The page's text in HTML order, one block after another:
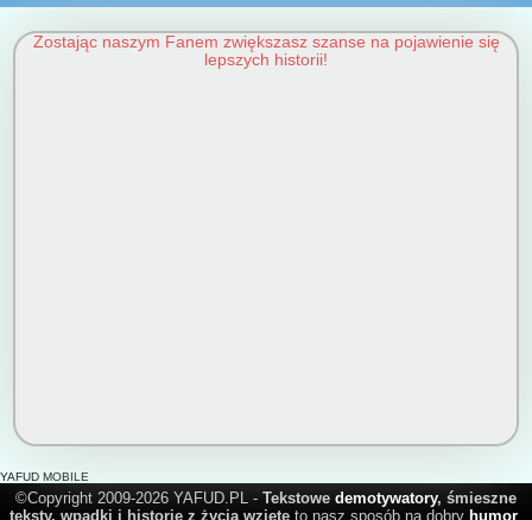
Zostając naszym Fanem zwiększasz szanse na pojawienie się
lepszych historii!
YAFUD MOBILE
©Copyright 2009-2026 YAFUD.PL - Tekstowe demotywatory, śmieszne
teksty, wpadki i historie z życia wzięte to nasz sposób na dobry humor